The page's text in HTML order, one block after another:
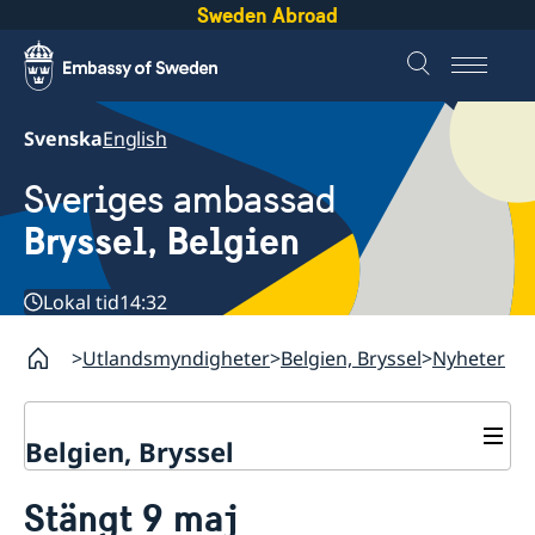
Sweden Abroad
SvenskaEnglish
Sveriges ambassad
Bryssel, Belgien
Lokal tid14:32
Utlandsmyndigheter Belgien, Bryssel Nyheter
Belgien, Bryssel
Tidsbokning
Stängt 9 maj